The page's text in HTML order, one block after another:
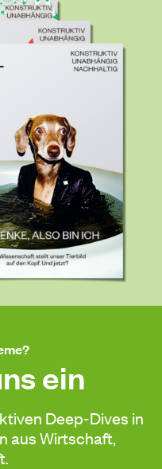
ein
Deep-Dives in
aus Wirtschaft,